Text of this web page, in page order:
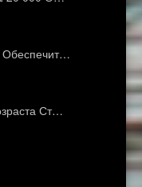
Обеспечит…
Ст…